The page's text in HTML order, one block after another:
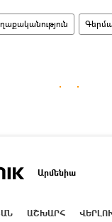
Արմենիա
ԱՇԽԱՐՀ